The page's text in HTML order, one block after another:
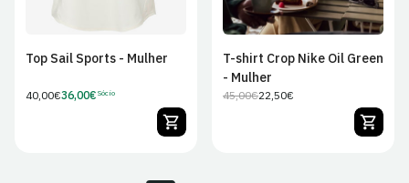
Top Sail Sports - Mulher
Preço
40,00€Preço
36,00€ Sócio
T-shirt Crop Nike Oil Green
- Mulher
Preço
45,00€Preço
22,50€